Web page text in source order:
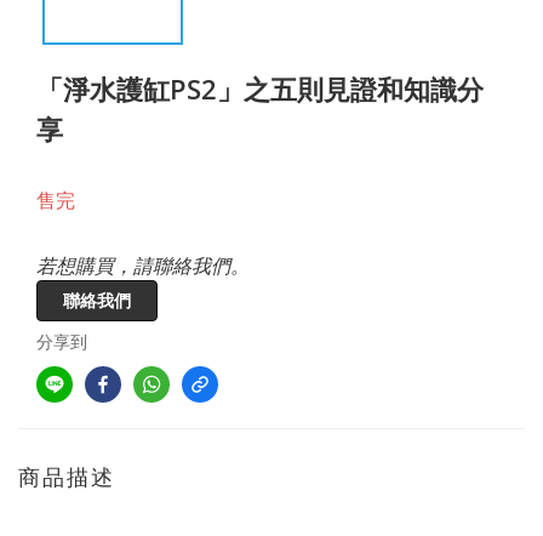
「淨水護缸PS2」之五則見證和知識分
享
售完
若想購買，請聯絡我們。
聯絡我們
分享到
商品描述